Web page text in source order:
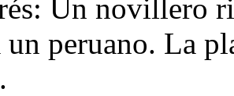
Un novillero
un peruano. La